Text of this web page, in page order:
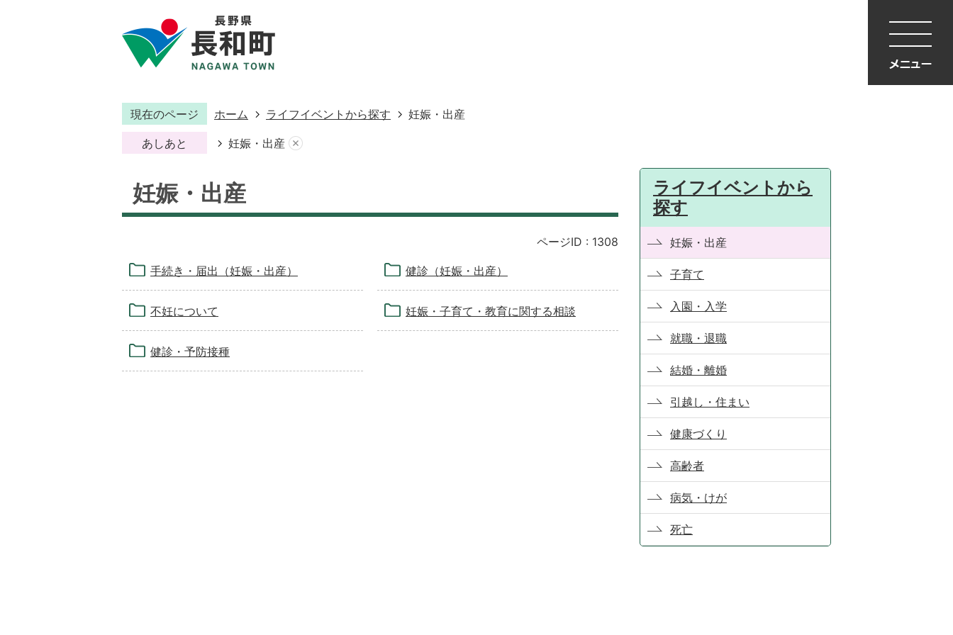
現在のページ ホーム ライフイベントから探す 妊娠・出産
あしあと 妊娠・出産
妊娠・出産
ページID : 1308
手続き・届出（妊娠・出産） 健診（妊娠・出産）
不妊について 妊娠・子育て・教育に関する相談
健診・予防接種
ライフイベントから
探す
妊娠・出産
子育て
入園・入学
就職・退職
結婚・離婚
引越し・住まい
健康づくり
高齢者
病気・けが
死亡